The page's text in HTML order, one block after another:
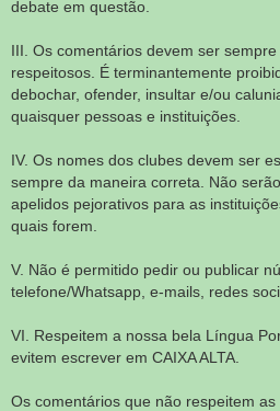
debate em questão.
III. Os comentários devem ser sempre
respeitosos. É terminantemente
debochar, ofender, insultar e/ou
quaisquer pessoas e instituições.
IV. Os nomes dos clubes devem ser
sempre da maneira correta. Não
apelidos pejorativos para as
quais forem.
V. Não é permitido pedir ou publicar
telefone/Whatsapp, e-mails, redes
VI. Respeitem a nossa bela Língua
evitem escrever em CAIXA ALTA.
Os comentários que não respeitem as